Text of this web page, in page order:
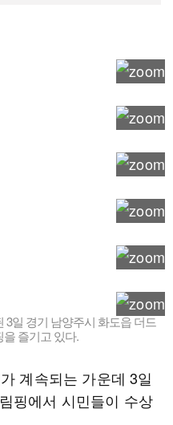
3일 경기 남양주시 화도읍 더드
즐기고 있다.
계속되는 가운데 3일
핑에서 시민들이 수상